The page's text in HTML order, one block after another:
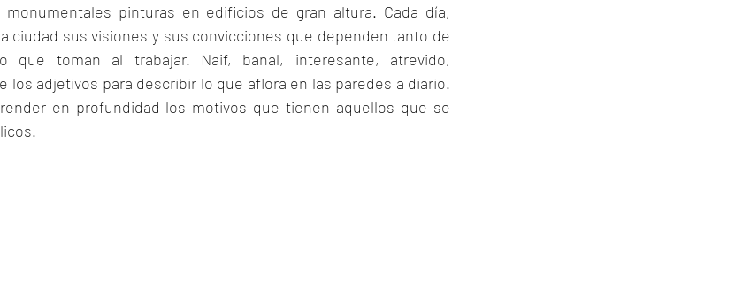
pinturas en edificios de gran altura. Cada día,
ciudad sus visiones y sus convicciones que dependen tanto de
que toman al trabajar. Naif, banal, interesante, atrevido,
los adjetivos para describir lo que aflora en las paredes a diario.
en profundidad los motivos que tienen aquellos que se